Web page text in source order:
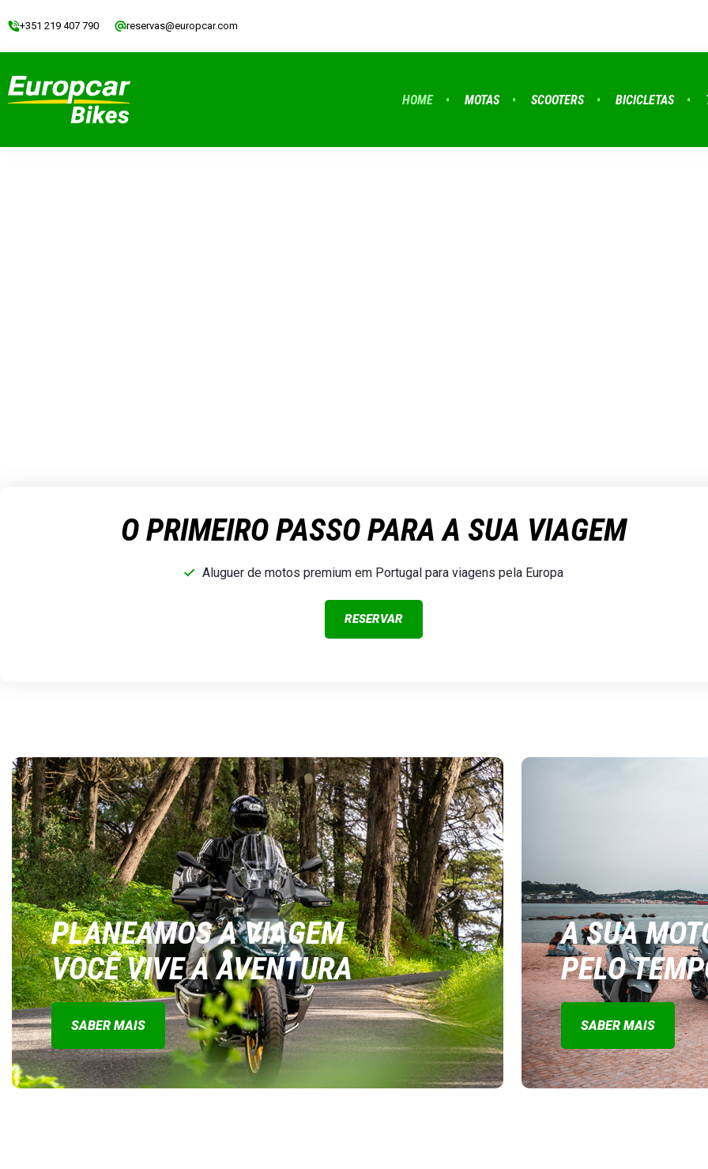
+351 219 407 790 reservas@europcar.com
HOME MOTAS SCOOTERS BICICLETAS
O PRIMEIRO PASSO PARA A SUA VIAGEM
Aluguer de motos premium em Portugal para viagens pela Europa
RESERVAR
PLANEAMOS A VIAGEM
VOCÊ VIVE A AVENTURA
SABER MAIS
A SUA
PELO
SABER MAIS